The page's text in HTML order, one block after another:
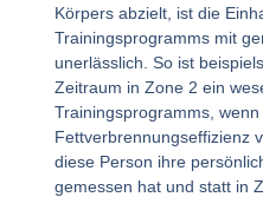
Körpers abzielt, ist die
Trainingsprogramms mit
unerlässlich. So ist
Zeitraum in Zone 2 ein
Trainingsprogramms,
Fettverbrennungseffizienz
diese Person ihre
gemessen hat und statt in